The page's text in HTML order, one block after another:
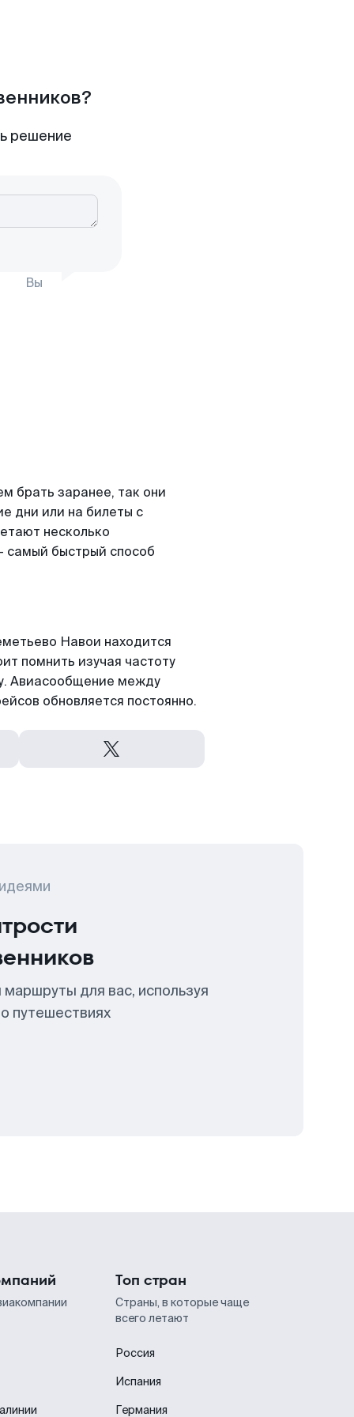
решение
Вы
брать заранее, так они
дни или на билеты с
несколько
самый быстрый способ
Навои находится
помнить изучая частоту
Авиасообщение между
обновляется постоянно.
для вас, используя
путешествиях
Топ стран
Страны, в которые чаще
всего летают
Россия
Испания
Германия